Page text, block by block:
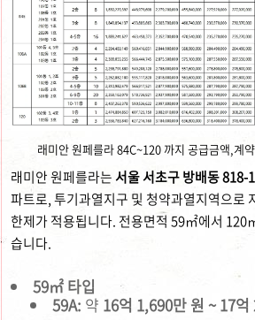
래미안 원페를라 84C~120 까지 공급금액,계
래미안 원페를라는서울 서초구 방배동 818-
파트로, 투기과열지구 및 청약과열지역으로
한제가 적용됩니다. 전용면적 59㎡에서 120
습니다.
59㎡ 타입
59A: 약 16억 1,690만 원 ~ 17억